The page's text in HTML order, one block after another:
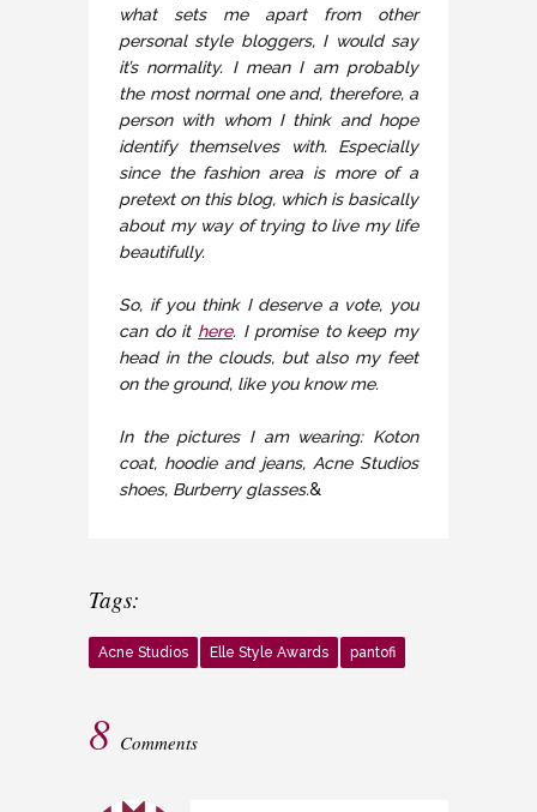
what sets me apart from other
personal style bloggers, I would say
it’s normality. I mean I am probably
the most normal one and, therefore, a
person with whom I think and hope
identify themselves with. Especially
since the fashion area is more of a
pretext on this blog, which is basically
about my way of trying to live my life
beautifully.
So, if you think I deserve a vote, you
can do it here. I promise to keep my
head in the clouds, but also my feet
on the ground, like you know me.
In the pictures I am wearing: Koton
coat, hoodie and jeans, Acne Studios
shoes, Burberry glasses.&
Tags:
Acne Studios Elle Style Awards pantofi
8 Comments